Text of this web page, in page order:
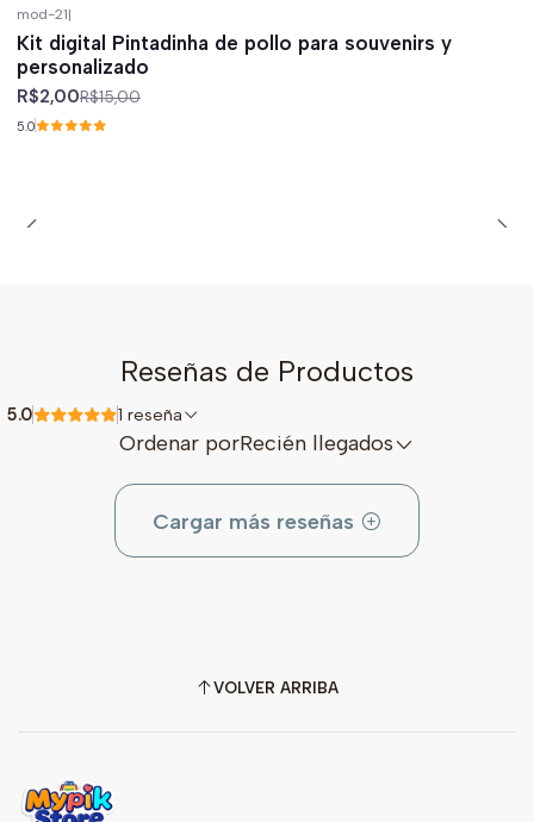
off
mod-21|
Kit digital Pintadinha de pollo para souvenirs y
personalizado
R$2,00R$15,00
5.0
Reseñas de Productos
5.0 1 reseña
Ordenar porRecién llegados
Cargar más reseñas
VOLVER ARRIBA